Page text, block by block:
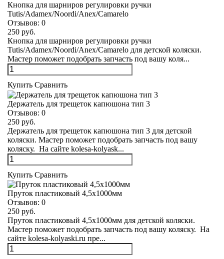
Кнопка для шарниров регулировки ручки
Tutis/Adamex/Noordi/Anex/Camarelo
Отзывов: 0
250 руб.
Кнопка для шарниров регулировки ручки
Tutis/Adamex/Noordi/Anex/Camarelo для детской коляски.
Мастер поможет подобрать запчасть под вашу коля...
Купить Сравнить
Держатель для трещеток капюшона тип 3
Отзывов: 0
250 руб.
Держатель для трещеток капюшона тип 3 для детской
коляски. Мастер поможет подобрать запчасть под вашу
коляску. На сайте kolesa-kolyask...
Купить Сравнить
Пруток пластиковый 4,5х1000мм
Отзывов: 0
250 руб.
Пруток пластиковый 4,5х1000мм для детской коляски.
Мастер поможет подобрать запчасть под вашу коляску. На
сайте kolesa-kolyaski.ru пре...